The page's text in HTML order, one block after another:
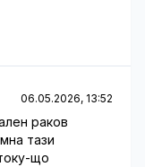
06.05.2026, 13:52
раков
тази
що